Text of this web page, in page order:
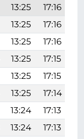
13:25 17:16
13:25 17:16
13:25 17:16
13:25 17:15
13:25 17:15
13:25 17:14
13:24 17:13
13:24 17:13